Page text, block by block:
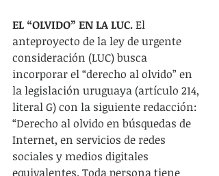
EL “OLVIDO” EN LA LUC. El
anteproyecto de la ley de urgente
consideración (LUC) busca
incorporar el “derecho al olvido” en
la legislación uruguaya (artículo 214,
literal G) con la siguiente redacción:
“Derecho al olvido en búsquedas de
Internet, en servicios de redes
sociales y medios digitales
equivalentes. Toda persona tiene